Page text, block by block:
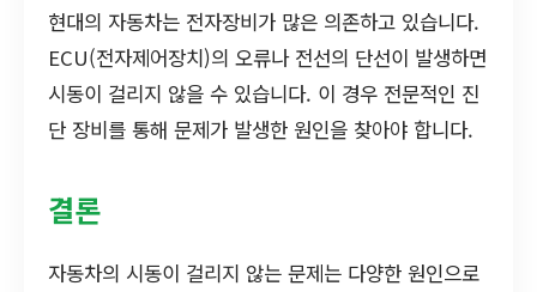
현대의 자동차는 전자장비가 많은 의존하고 있습니다.
ECU(전자제어장치)의 오류나 전선의 단선이 발생하면
시동이 걸리지 않을 수 있습니다. 이 경우 전문적인 진
단 장비를 통해 문제가 발생한 원인을 찾아야 합니다.
결론
자동차의 시동이 걸리지 않는 문제는 다양한 원인으로